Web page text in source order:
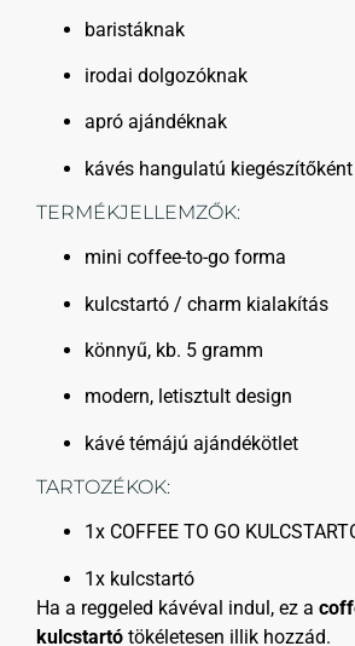
baristáknak
irodai dolgozóknak
apró ajándéknak
kávés hangulatú kiegészítőként
TERMÉKJELLEMZŐK:
mini coffee-to-go forma
kulcstartó / charm kialakítás
könnyű, kb. 5 gramm
modern, letisztult design
kávé témájú ajándékötlet
TARTOZÉKOK:
1x COFFEE TO GO
1x kulcstartó
Ha a reggeled kávéval indul, ez a
kulcstartó tökéletesen illik hozzád.